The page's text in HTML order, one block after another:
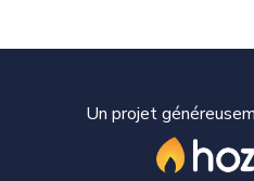
Un projet